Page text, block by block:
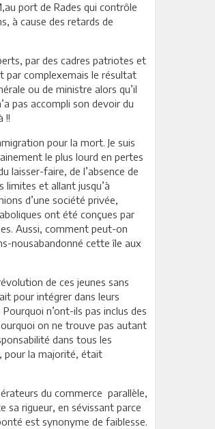
port de Rades qui contrôle
à cause des retards de
par des cadres patriotes et
par complexemais le résultat
ou de ministre alors qu’il
pas accompli son devoir du
!!
pour la mort. Je suis
le plus lourd en pertes
laisser-faire, de l’absence de
limites et allant jusqu’à
d’une société privée,
ont été conçues par
Aussi, comment peut-on
nousabandonné cette île aux
de ces jeunes sans
pour intégrer dans leurs
n’ont-ils pas inclus des
on ne trouve pas autant
dans tous les
pour la majorité, était
du commerce parallèle,
sa rigueur, en sévissant parce
est synonyme de faiblesse.